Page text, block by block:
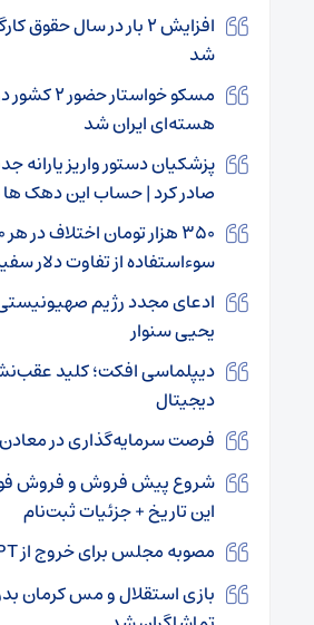
افزایش ۲ بار در سال
شد
مسکو خواستار
هسته‌ای ایران شد
صادر کرد | حساب این دهک
سوءاستفاده از تفاوت دلار سفید
ادعای مجدد رژیم
یحیی سنوار
دیپلماسی افکت؛ کلید
دیجیتال
فرصت سرمایه‌گذاری در
شروع پیش فروش و فروش
این تاریخ + جزئیات ثبت‌نام
مصوبه‌ مجلس برای خروج از NPT حقیقت دارد؟
بازی استقلال و مس کرمان